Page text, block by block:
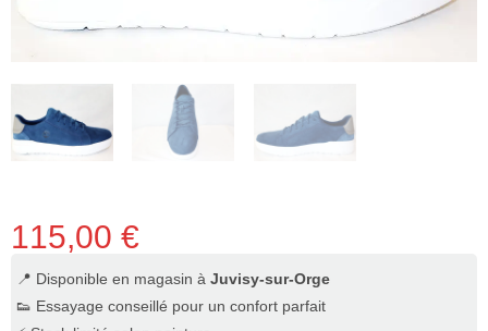
115,00 €
📍 Disponible en magasin à Juvisy-sur-Orge
👟 Essayage conseillé pour un confort parfait